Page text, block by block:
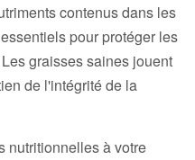
contenus dans les
pour protéger les
graisses saines jouent
de l'intégrité de la
nutritionnelles à votre